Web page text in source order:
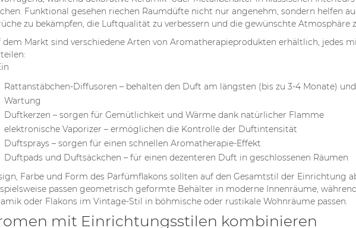
Vieni juos laiko būtinu
odos...
Read more
Funktional gesehen riechen Raumdüfte nicht nur angenehm, sondern helfen
zu bekämpfen, die Luftqualität zu verbessern und die gewünschte Atmosphäre
dem Markt sind verschiedene Arten von Aromatherapieprodukten erhältlich, jedes
Rattanstäbchen-Diffusoren – behalten den Duft am längsten (bis zu 3-4 Monate)
Wartung
Duftkerzen – sorgen für Gemütlichkeit und Wärme dank natürlicher Flamme
elektronische Vaporizer – ermöglichen die Kontrolle der Duftintensität
Duftsprays – sorgen für einen schnellen Aromatherapie-Effekt
Duftpads und Duftsäckchen – für einen dezenteren Duft in geschlossenen Räumen
Farbe und Form des Parfümflakons sollten auf den Gesamtstil der Einrichtung
passen geometrisch geformte Behälter in moderne Innenräume,
oder Flakons im Vintage-Stil in böhmische oder rustikale Wohnräume passen.
mit Einrichtungsstilen kombinieren